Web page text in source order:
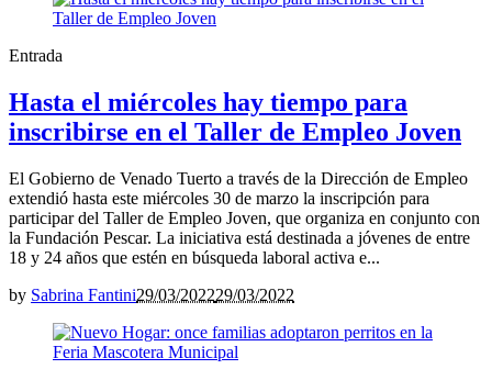
Entrada
Hasta el miércoles hay tiempo para
inscribirse en el Taller de Empleo Joven
El Gobierno de Venado Tuerto a través de la Dirección de Empleo
extendió hasta este miércoles 30 de marzo la inscripción para
participar del Taller de Empleo Joven, que organiza en conjunto con
la Fundación Pescar. La iniciativa está destinada a jóvenes de entre
18 y 24 años que estén en búsqueda laboral activa e...
by Sabrina Fantini29/03/202229/03/2022